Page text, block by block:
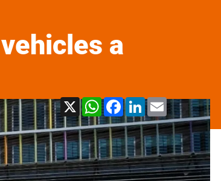
a
X WhatsApp
Facebook
LinkedIn
Email